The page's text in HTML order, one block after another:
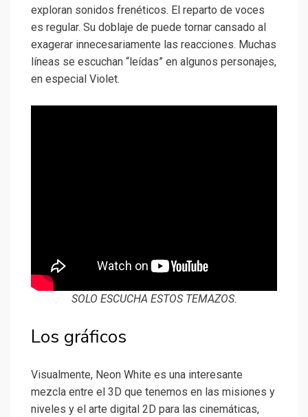
exploran sonidos frenéticos. El reparto de voces
es regular. Su doblaje de puede tornar cansado al
exagerar innecesariamente las reacciones. Muchas
líneas se escuchan “leídas” en algunos personajes,
en especial Violet.
SOLO ESCUCHA ESTOS TEMAZOS.
Los gráficos
Visualmente, Neon White es una interesante
mezcla entre el 3D que tenemos en las misiones y
niveles y el arte digital 2D para las cinemáticas,